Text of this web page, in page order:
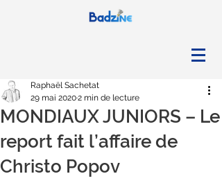
MONDIAUX JUNIORS – Le
report fait l’affaire de
Christo Popov
Raphaël Sachetat
29 mai 20202 min de lecture